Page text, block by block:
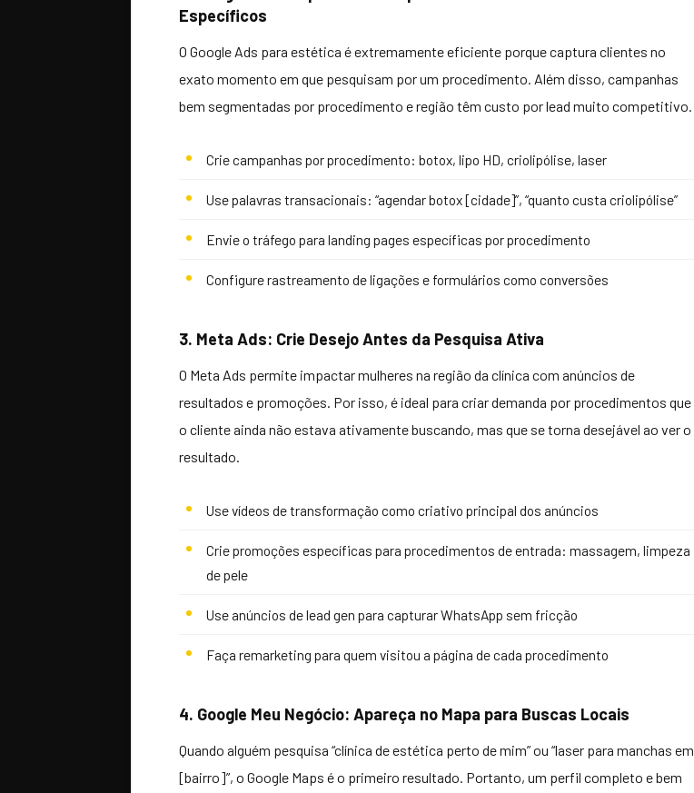
Específicos
O Google Ads para estética é extremamente eficiente porque captura clientes no
exato momento em que pesquisam por um procedimento. Além disso, campanhas
bem segmentadas por procedimento e região têm custo por lead muito competitivo.
Crie campanhas por procedimento: botox, lipo HD, criolipólise, laser
Use palavras transacionais: “agendar botox [cidade]”, “quanto custa criolipólise”
Envie o tráfego para landing pages específicas por procedimento
Configure rastreamento de ligações e formulários como conversões
3. Meta Ads: Crie Desejo Antes da Pesquisa Ativa
O Meta Ads permite impactar mulheres na região da clínica com anúncios de
resultados e promoções. Por isso, é ideal para criar demanda por procedimentos que
o cliente ainda não estava ativamente buscando, mas que se torna desejável ao ver o
resultado.
Use vídeos de transformação como criativo principal dos anúncios
Crie promoções específicas para procedimentos de entrada: massagem, limpeza
de pele
Use anúncios de lead gen para capturar WhatsApp sem fricção
Faça remarketing para quem visitou a página de cada procedimento
4. Google Meu Negócio: Apareça no Mapa para Buscas Locais
Quando alguém pesquisa “clínica de estética perto de mim” ou “laser para manchas em
[bairro]”, o Google Maps é o primeiro resultado. Portanto, um perfil completo e bem